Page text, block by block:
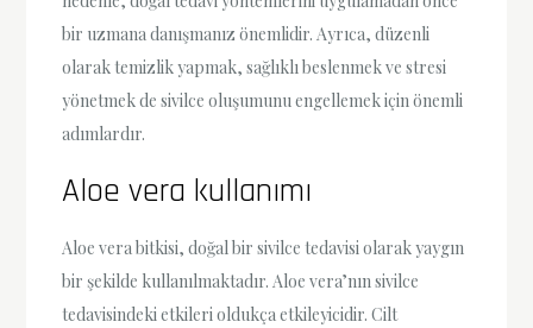
bir uzmana danışmanız önemlidir. Ayrıca, düzenli
olarak temizlik yapmak, sağlıklı beslenmek ve stresi
yönetmek de sivilce oluşumunu engellemek için önemli
adımlardır.
Aloe vera kullanımı
Aloe vera bitkisi, doğal bir sivilce tedavisi olarak yaygın
bir şekilde kullanılmaktadır. Aloe vera’nın sivilce
tedavisindeki etkileri oldukça etkileyicidir. Cilt